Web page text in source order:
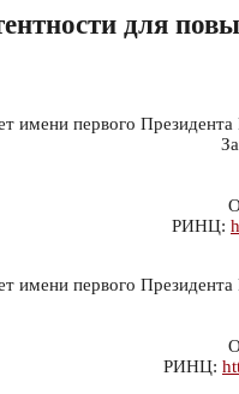
для
первого Президента
РИНЦ:
первого Президента
РИНЦ: